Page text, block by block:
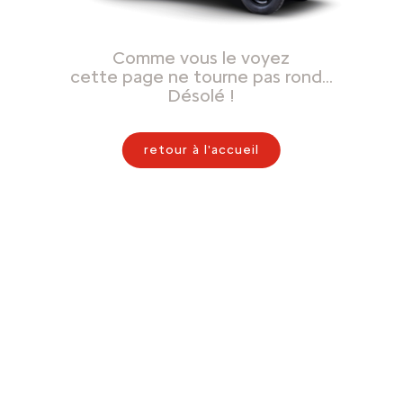
Comme vous le voyez
cette page ne tourne pas rond…
Désolé !
retour à l'accueil